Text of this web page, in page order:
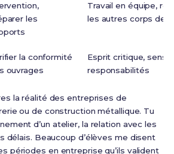
les
Travail en équipe,
les autres corps de
la conformité
ouvrages
Esprit critique, sens
responsabilités
la réalité des entreprises de
ou de construction métallique. Tu
d’un atelier, la relation avec les
délais. Beaucoup d’élèves me disent
périodes en entreprise qu’ils valident